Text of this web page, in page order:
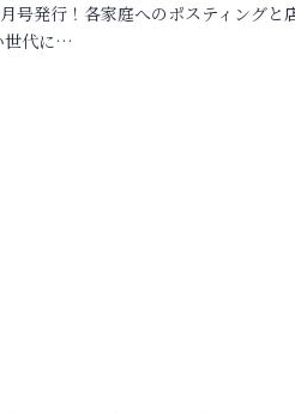
号発行！各家庭へのポスティングと
世代に…